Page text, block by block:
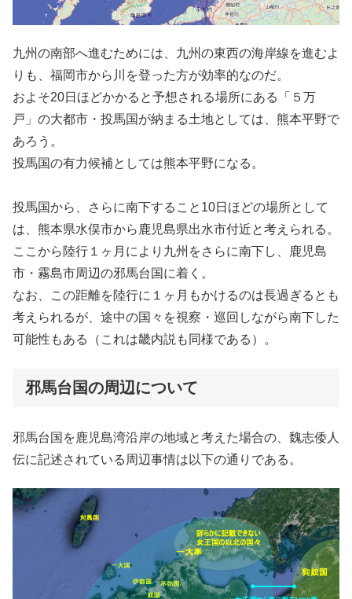
九州の南部へ進むためには、九州の東西の海岸線を進むよ
りも、福岡市から川を登った方が効率的なのだ。
およそ20日ほどかかると予想される場所にある「５万
戸」の大都市・投馬国が納まる土地としては、熊本平野で
あろう。
投馬国の有力候補としては熊本平野になる。
投馬国から、さらに南下すること10日ほどの場所として
は、熊本県水俣市から鹿児島県出水市付近と考えられる。
ここから陸行１ヶ月により九州をさらに南下し、鹿児島
市・霧島市周辺の邪馬台国に着く。
なお、この距離を陸行に１ヶ月もかけるのは長過ぎるとも
考えられるが、途中の国々を視察・巡回しながら南下した
可能性もある（これは畿内説も同様である）。
邪馬台国の周辺について
邪馬台国を鹿児島湾沿岸の地域と考えた場合の、魏志倭人
伝に記述されている周辺事情は以下の通りである。